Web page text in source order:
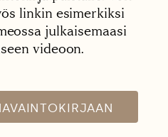
linkin esimerkiksi
julkaisemaasi
videoon.